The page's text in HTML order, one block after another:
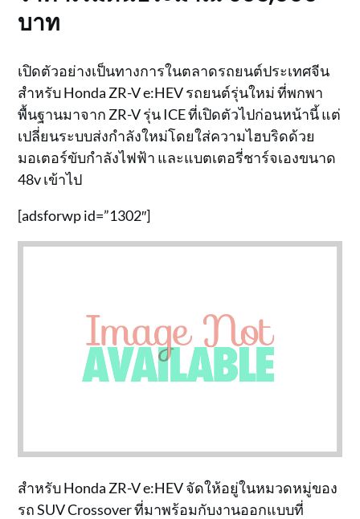
บาท
เปิดตัวอย่างเป็นทางการในตลาดรถยนต์ประเทศจีน
สำหรับ Honda ZR-V e:HEV รถยนต์รุ่นใหม่ ที่พกพา
พื้นฐานมาจาก ZR-V รุ่น ICE ที่เปิดตัวไปก่อนหน้านี้ แต่
เปลี่ยนระบบส่งกำลังใหม่โดยใส่ความไฮบริดด้วย
มอเตอร์ขับกำลังไฟฟ้า และแบตเตอรี่ชาร์จเองขนาด
48v เข้าไป
[adsforwp id=”1302″]
สำหรับ Honda ZR-V e:HEV จัดให้อยู่ในหมวดหมู่ของ
รถ SUV Crossover ที่มาพร้อมกับงานออกแบบที่